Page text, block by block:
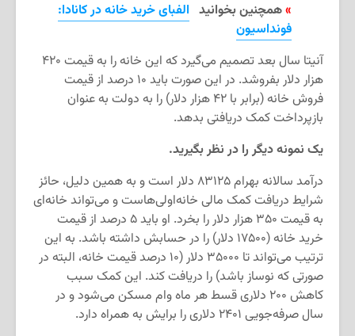
»همچنین بخوانید الفبای خرید خانه در کانادا:
فونداسیون
آنیتا سال بعد تصمیم می‌گیرد که این خانه را به قیمت ۴۲۰
هزار دلار بفروشد. در این صورت باید ۱۰ درصد از قیمت
فروش خانه (برابر با ۴۲ هزار دلار) را به دولت به عنوان
بازپرداخت کمک دریافتی بدهد.
یک نمونه دیگر را در نظر بگیرید.
درآمد سالانه بهرام ۸۳۱۲۵ دلار است و به همین دلیل، حائز
شرایط دریافت کمک مالی خانه‌اولی‌هاست و می‌تواند خانه‌ای
به قیمت ۳۵۰ هزار دلار را بخرد. او باید ۵ درصد از قیمت
خرید خانه (۱۷۵۰۰ دلار) را در حسابش داشته باشد. به این
ترتیب می‌تواند تا ۳۵۰۰۰ دلار (۱۰ درصد قیمت خانه، البته در
صورتی که نوساز باشد) را دریافت کند. این کمک سبب
کاهش ۲۰۰ دلاری قسط هر ماه وام مسکن می‌شود و در
سال صرفه‌جویی ۲۴۰۱ دلاری را برایش به همراه دارد.